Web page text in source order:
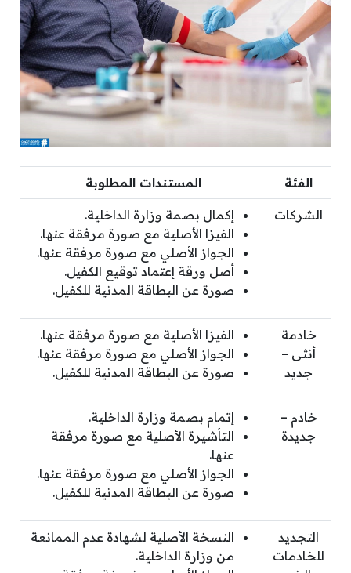
الفئة المستندات المطلوبة
الشركات
إكمال بصمة وزارة الداخلية.
الفيزا الأصلية مع صورة مرفقة عنها.
الجواز الأصلي مع صورة مرفقة عنها.
أصل ورقة إعتماد توقيع الكفيل.
صورة عن البطاقة المدنية للكفيل.
خادمة
أنثى –
جديد
الفيزا الأصلية مع صورة مرفقة عنها.
الجواز الأصلي مع صورة مرفقة عنها.
صورة عن البطاقة المدنية للكفيل.
خادم –
جديدة
إتمام بصمة وزارة الداخلية.
التأشيرة الأصلية مع صورة مرفقة
عنها.
الجواز الأصلي مع صورة مرفقة عنها.
صورة عن البطاقة المدنية للكفيل.
التجديد
للخادمات
النسخة الأصلية لشهادة عدم الممانعة
من وزارة الداخلية.